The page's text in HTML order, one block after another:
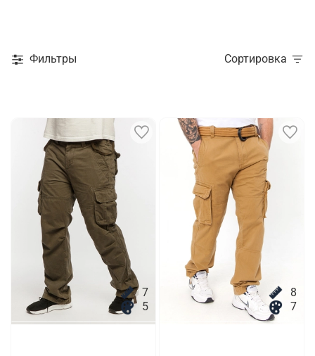
Фильтры Сортировка
7
5
8
7